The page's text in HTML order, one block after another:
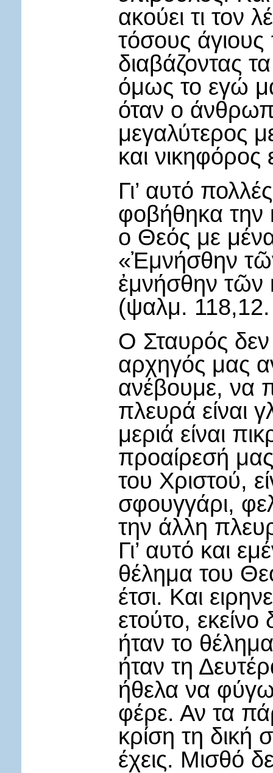
ακούει τι τον
τόσους
διαβάζοντας
όμως το εγώ
όταν ο
μεγαλύτερος
και
Γι’ αυτό
φοβήθηκα την
ο Θεός με
«Ἐμνήσθην
ἐμνήσθην τῶν
(ψαλμ. 118,12.
Ο Σταυρός δεν
αρχηγός μας
ανέβουμε, να
πλευρά είναι
μεριά είναι
προαίρεσή
του Χριστού,
σφουγγάρι,
την άλλη
Γι’ αυτό και
θέλημα του
έτσι. Και
ετούτο, εκείνο
ήταν το
ήταν τη
ήθελα να
φέρε. Αν τα
κρίση τη δική
έχεις. Μισθό